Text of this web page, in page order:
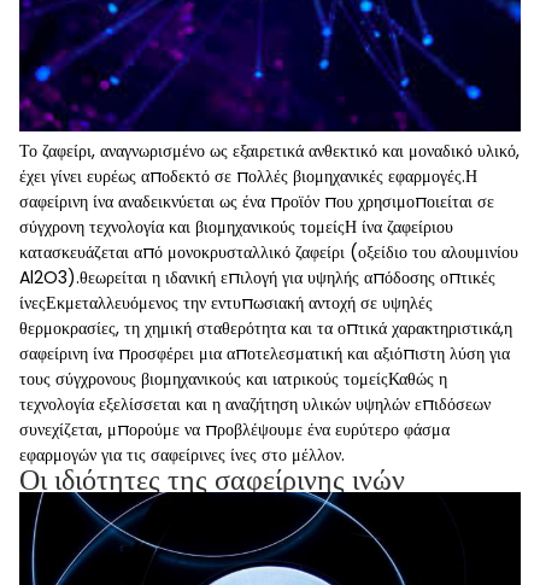
Το ζαφείρι, αναγνωρισμένο ως εξαιρετικά ανθεκτικό και μοναδικό υλικό,
έχει γίνει ευρέως αποδεκτό σε πολλές βιομηχανικές εφαρμογές.Η
σαφείρινη ίνα αναδεικνύεται ως ένα προϊόν που χρησιμοποιείται σε
σύγχρονη τεχνολογία και βιομηχανικούς τομείςΗ ίνα ζαφείριου
κατασκευάζεται από μονοκρυσταλλικό ζαφείρι (οξείδιο του αλουμινίου
Al2O3).θεωρείται η ιδανική επιλογή για υψηλής απόδοσης οπτικές
ίνεςΕκμεταλλευόμενος την εντυπωσιακή αντοχή σε υψηλές
θερμοκρασίες, τη χημική σταθερότητα και τα οπτικά χαρακτηριστικά,η
σαφείρινη ίνα προσφέρει μια αποτελεσματική και αξιόπιστη λύση για
τους σύγχρονους βιομηχανικούς και ιατρικούς τομείςΚαθώς η
τεχνολογία εξελίσσεται και η αναζήτηση υλικών υψηλών επιδόσεων
συνεχίζεται, μπορούμε να προβλέψουμε ένα ευρύτερο φάσμα
εφαρμογών για τις σαφείρινες ίνες στο μέλλον.
Οι ιδιότητες της σαφείρινης ινών